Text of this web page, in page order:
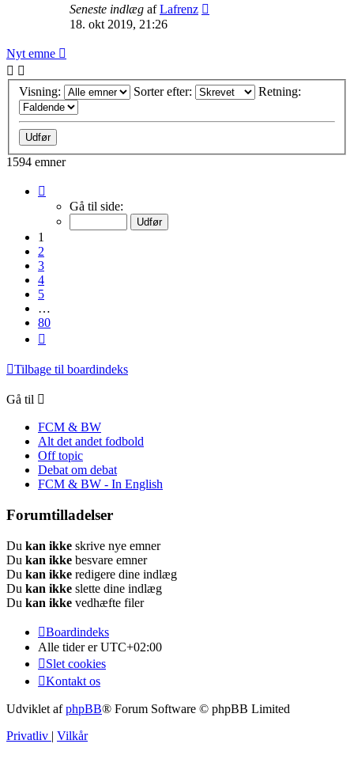
Seneste indlæg afLafrenz
18. okt 2019, 21:26
Nyt emne
Visning: Sorter efter: Retning:
1594 emner
Gå til side:
1
2
3
4
5
…
80
Tilbage til boardindeks
Gå til
FCM & BW
Alt det andet fodbold
Off topic
Debat om debat
FCM & BW - In English
Forumtilladelser
Du kan ikke skrive nye emner
Du kan ikke besvare emner
Du kan ikke redigere dine indlæg
Du kan ikke slette dine indlæg
Du kan ikke vedhæfte filer
Boardindeks
Alle tider erUTC+02:00
Slet cookies
Kontakt os
Udviklet afphpBB® Forum Software © phpBB Limited
Privatliv | Vilkår